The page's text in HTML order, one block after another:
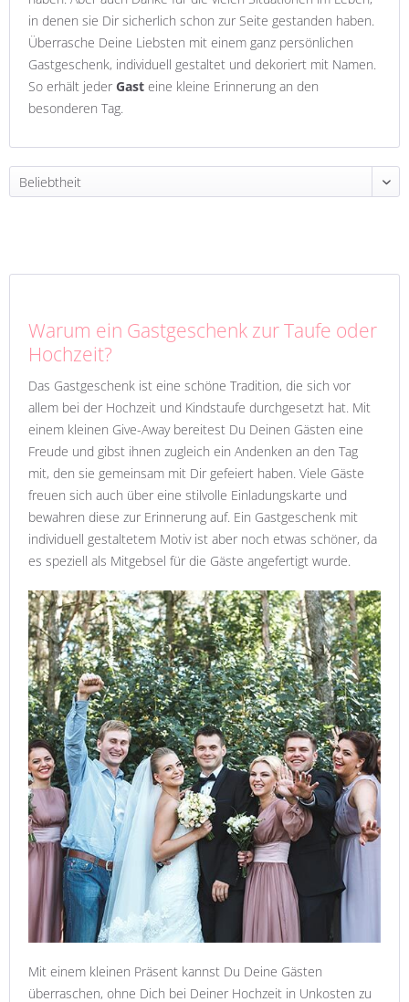
in denen sie Dir sicherlich schon zur Seite gestanden haben.
Überrasche Deine Liebsten mit einem ganz persönlichen
Gastgeschenk, individuell gestaltet und dekoriert mit Namen.
So erhält jeder Gast eine kleine Erinnerung an den
besonderen Tag.
Warum ein Gastgeschenk zur Taufe oder
Hochzeit?
Das Gastgeschenk ist eine schöne Tradition, die sich vor
allem bei der Hochzeit und Kindstaufe durchgesetzt hat. Mit
einem kleinen Give-Away bereitest Du Deinen Gästen eine
Freude und gibst ihnen zugleich ein Andenken an den Tag
mit, den sie gemeinsam mit Dir gefeiert haben. Viele Gäste
freuen sich auch über eine stilvolle Einladungskarte und
bewahren diese zur Erinnerung auf. Ein Gastgeschenk mit
individuell gestaltetem Motiv ist aber noch etwas schöner, da
es speziell als Mitgebsel für die Gäste angefertigt wurde.
Mit einem kleinen Präsent kannst Du Deine Gästen
überraschen, ohne Dich bei Deiner Hochzeit in Unkosten zu